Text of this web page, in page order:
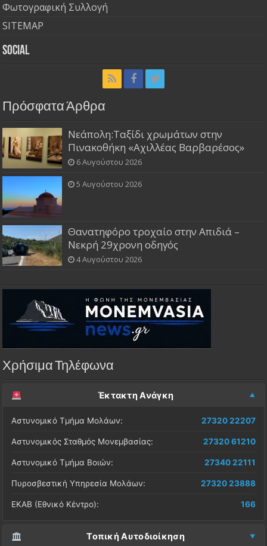
Φωτογραφική Συλλογή
SITEMAP
Social
Πρόσφατα Άρθρα
Νεάπολη:Ταξίδι χρωμάτων στην
Πινακοθήκη «Αχιλλέας Βαρβαρέσος»
6 Αυγούστου 2026
5 Αυγούστου 2026
Θανατηφόρο τροχαίο στην Απιδιά –
Νεκρή 29χρονη οδηγός
4 Αυγούστου 2026
Χρήσιμα Τηλέφωνα
Έκτακτη Ανάγκη
Αστυνομικό Τμήμα Μολάων: 27320 22207
Αστυνομικός Σταθμός Μονεμβασίας: 27320 61210
Αστυνομικό Τμήμα Βοιών: 27340 22111
Πυροσβεστική Υπηρεσία Μολάων: 27320 23888
ΕΚΑΒ (Εθνικό Κέντρο): 166
Τοπική Αυτοδιοίκηση